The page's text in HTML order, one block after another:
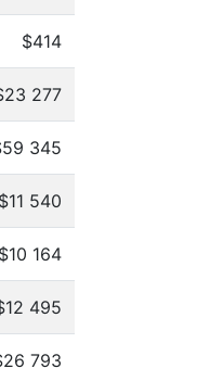
$414
277
345
$11 540
$10 164
495
793